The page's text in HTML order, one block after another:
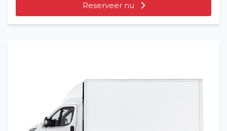
Contact
Reserveer nu